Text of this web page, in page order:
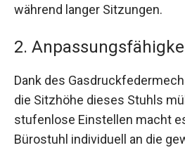
während langer Sitzungen.
2.
Dank des
die Sitzhöhe dieses Stuhls
stufenlose Einstellen macht
Bürostuhl individuell an die